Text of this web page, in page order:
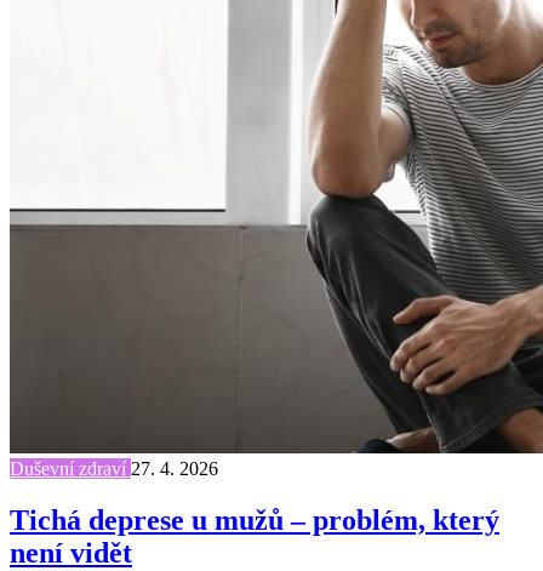
Duševní zdraví 27. 4. 2026
Tichá deprese u mužů – problém, který
není vidět